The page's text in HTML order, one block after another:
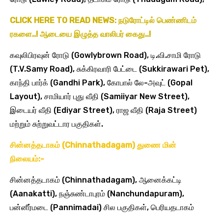
CLICK HERE TO READ NEWS: நடுரோட்டில் பெண்ணிடம்
ரகளை..! ஆடையை இழுத்த வாலிபர் கைது..!
கவுலிபிரவுன் ரோடு (Gowlybrown Road), டி.வி.சாமி ரோடு
(T.V.Samy Road), சுக்கிரவாரி பேட்டை (Sukkirawari Pet),
காந்தி பார்க் (Gandhi Park), கோபால் லே-அவுட் (Gopal
Layout), சாமியார் புது வீதி (Samiiyar New Street),
இடையர் வீதி (Ediyar Street), ராஜ வீதி (Raja Street)
மற்றும் சுற்றுவட்டார பகுதிகள்.
சின்னத்தடாகம் (Chinnathadagam) துணை மின்
நிலையம்:-
சின்னத்தடாகம் (Chinnathadagam), ஆனைக்கட்டி
(Aanakatti), நஞ்சுண்டாபுரம் (Nanchundapuram),
பன்னீர்மடை (Pannimadai) சில பகுதிகள், பெரியதடாகம்